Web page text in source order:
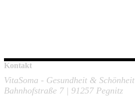
Kontakt
VitaSoma - Gesundheit & Schönheit
Bahnhofstraße 7 | 91257 Pegnitz